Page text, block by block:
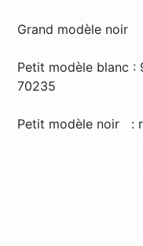
Grand modèle noir
Petit modèle blanc :
70235
Petit modèle noir :